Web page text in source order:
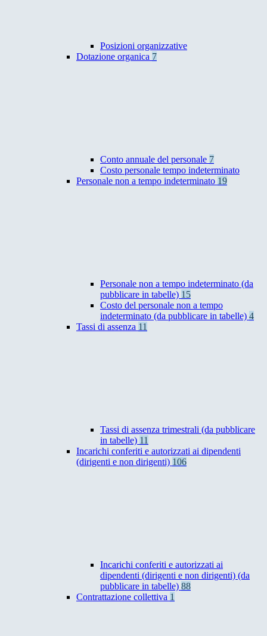
Posizioni organizzative
Dotazione organica 7
Conto annuale del personale 7
Costo personale tempo indeterminato
Personale non a tempo indeterminato 19
Personale non a tempo indeterminato (da
pubblicare in tabelle) 15
Costo del personale non a tempo
indeterminato (da pubblicare in tabelle) 4
Tassi di assenza 11
Tassi di assenza trimestrali (da pubblicare
in tabelle) 11
Incarichi conferiti e autorizzati ai dipendenti
(dirigenti e non dirigenti) 106
Incarichi conferiti e autorizzati ai
dipendenti (dirigenti e non dirigenti) (da
pubblicare in tabelle) 88
Contrattazione collettiva 1